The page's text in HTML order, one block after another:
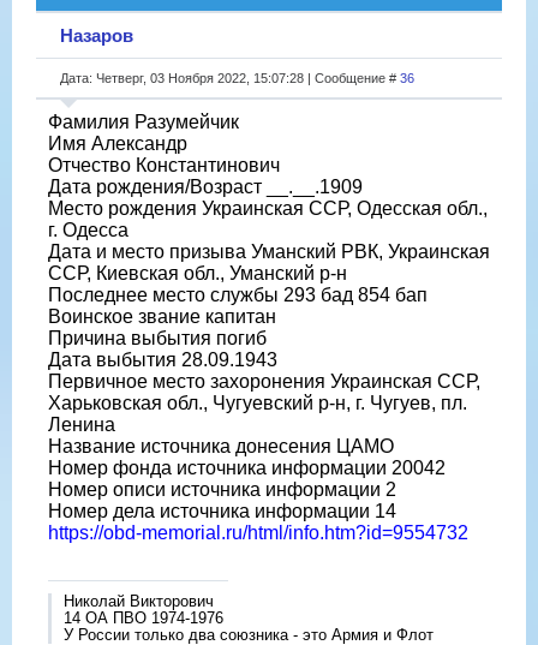
Назаров
Дата: Четверг, 03 Ноября 2022, 15:07:28 | Сообщение # 36
Фамилия Разумейчик
Имя Александр
Отчество Константинович
Дата рождения/Возраст __.__.1909
Место рождения Украинская ССР, Одесская обл.,
г. Одесса
Дата и место призыва Уманский РВК, Украинская
ССР, Киевская обл., Уманский р-н
Последнее место службы 293 бад 854 бап
Воинское звание капитан
Причина выбытия погиб
Дата выбытия 28.09.1943
Первичное место захоронения Украинская ССР,
Харьковская обл., Чугуевский р-н, г. Чугуев, пл.
Ленина
Название источника донесения ЦАМО
Номер фонда источника информации 20042
Номер описи источника информации 2
Номер дела источника информации 14
https://obd-memorial.ru/html/info.htm?id=9554732
Николай Викторович
14 ОА ПВО 1974-1976
У России только два союзника - это Армия и Флот